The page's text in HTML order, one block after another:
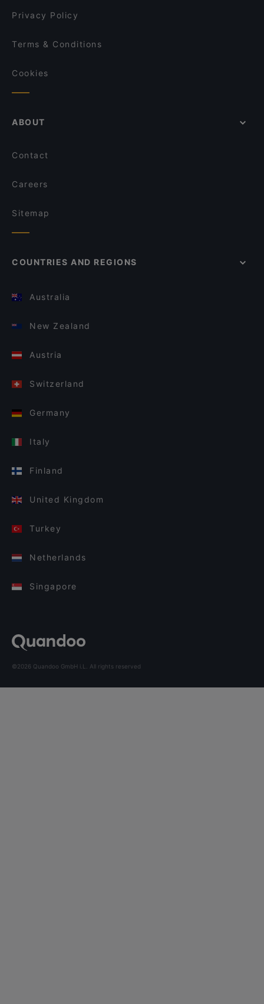
Privacy Policy
Terms & Conditions
Cookies
ABOUT
Contact
Careers
Sitemap
COUNTRIES AND REGIONS
Australia
New Zealand
Austria
Switzerland
Germany
Italy
Finland
United Kingdom
Turkey
Netherlands
Singapore
©2026 Quandoo GmbH i.L. All rights reserved